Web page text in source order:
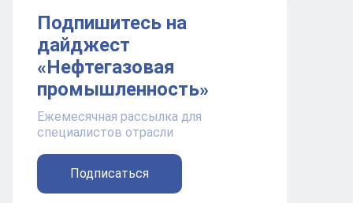
Подпишитесь на
дайджест
«Нефтегазовая
промышленность»
Ежемесячная рассылка для
специалистов отрасли
Подписаться